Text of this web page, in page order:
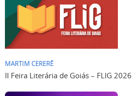
MARTIM CERERÊ
II Feira Literária de Goiás – FLIG 2026